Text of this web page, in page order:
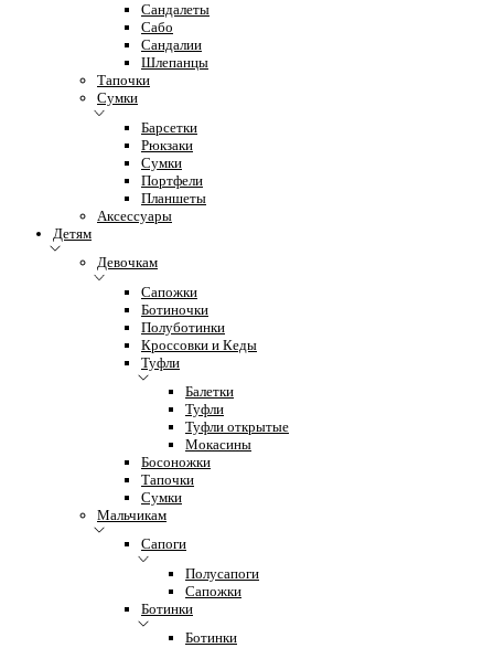
Сандалеты
Сабо
Сандалии
Шлепанцы
Тапочки
Сумки
Барсетки
Рюкзаки
Сумки
Портфели
Планшеты
Аксессуары
Детям
Девочкам
Сапожки
Ботиночки
Полуботинки
Кроссовки и Кеды
Туфли
Балетки
Туфли
Туфли открытые
Мокасины
Босоножки
Тапочки
Сумки
Мальчикам
Сапоги
Полусапоги
Сапожки
Ботинки
Ботинки